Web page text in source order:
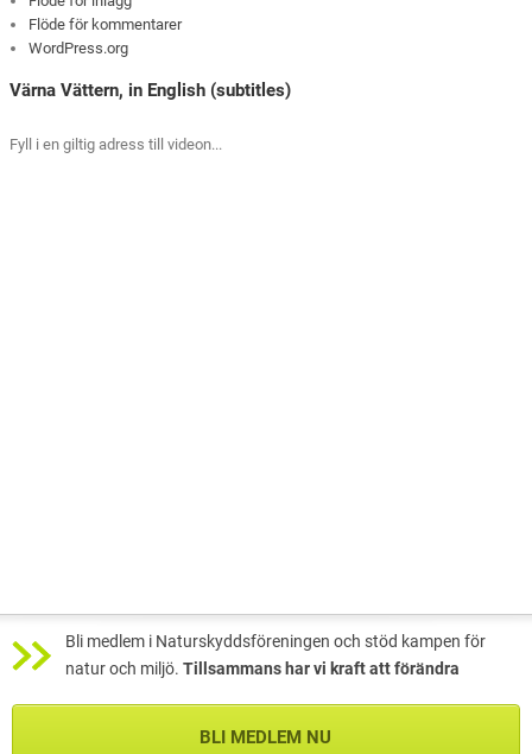
Flöde för kommentarer
WordPress.org
Värna Vättern, in English (subtitles)
Fyll i en giltig adress till videon...
Bli medlem i Naturskyddsföreningen och stöd kampen för
natur och miljö. Tillsammans har vi kraft att förändra
BLI MEDLEM NU